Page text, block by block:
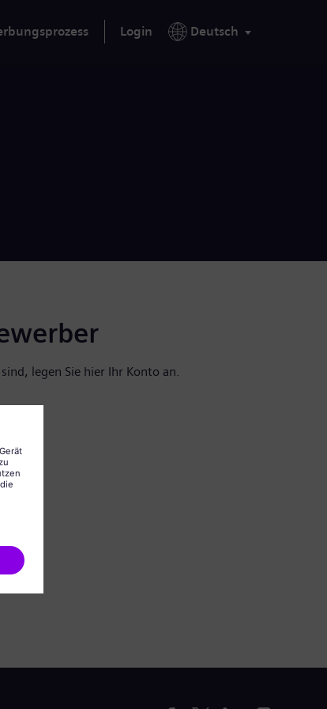
Login Deutsch
legen Sie hier Ihr Konto an.